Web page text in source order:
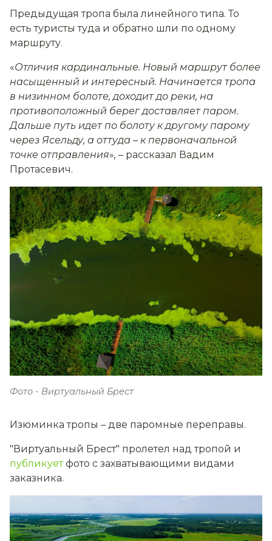
Предыдущая тропа была линейного типа. То
есть туристы туда и обратно шли по одному
маршруту.
«Отличия кардинальные. Новый маршрут более
насыщенный и интересный. Начинается тропа
в низинном болоте, доходит до реки, на
противоположный берег доставляет паром.
Дальше путь идет по болоту к другому парому
через Ясельду, а оттуда – к первоначальной
точке отправления», – рассказал Вадим
Протасевич.
Фото - Виртуальный Брест
Изюминка тропы – две паромные переправы.
"Виртуальный Брест" пролетел над тропой и
публикуетфото с захватывающими видами
заказника.